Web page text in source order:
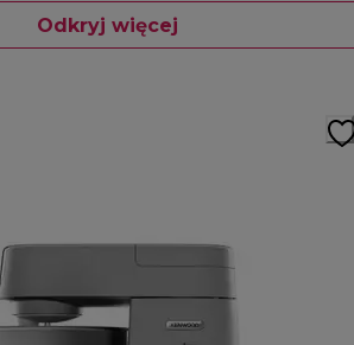
Odkryj więcej